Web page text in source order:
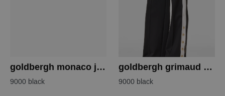
goldbergh monaco jacket
9000 black
goldbergh grimaud track pants
9000 black